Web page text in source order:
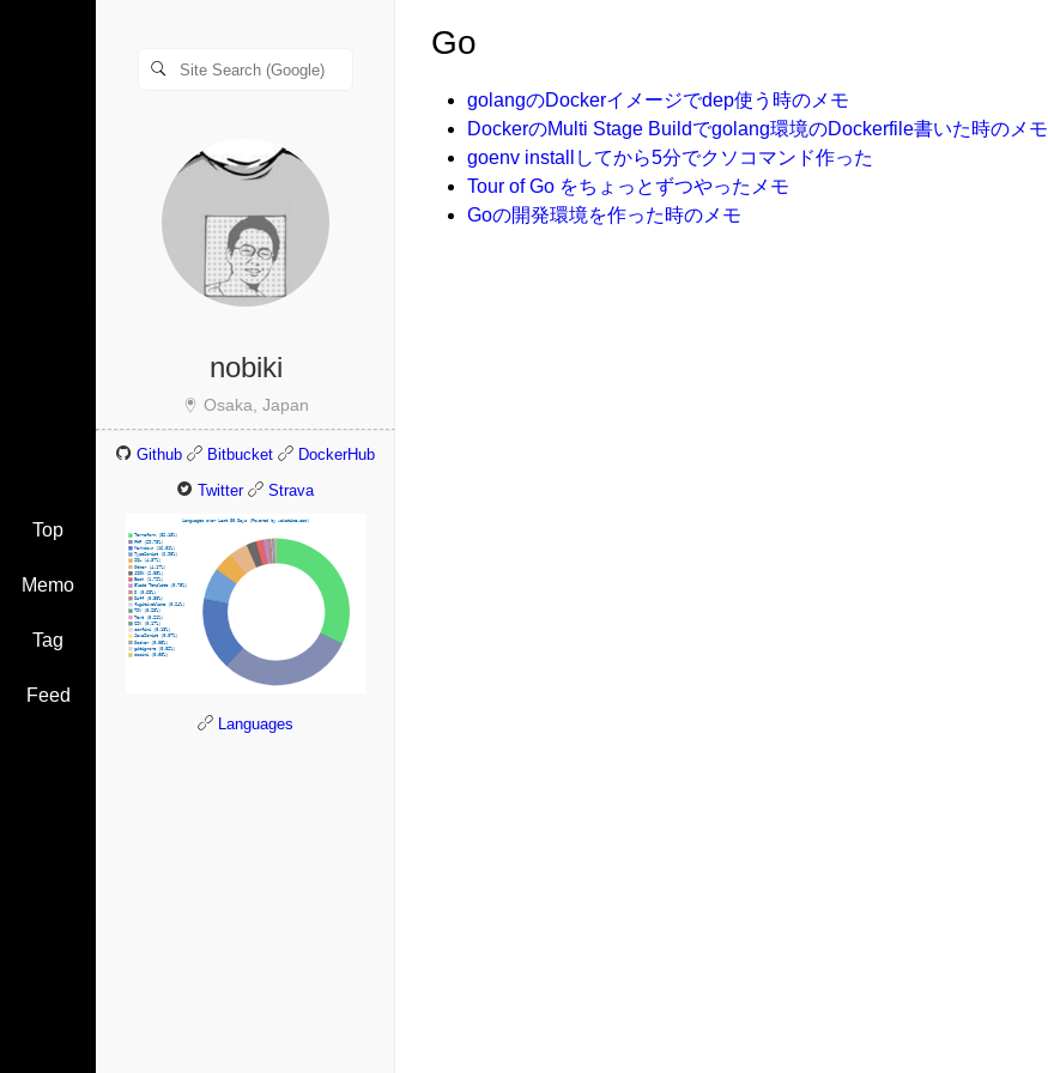
Top
Memo
Tag
Feed
nobiki
Osaka, Japan
Github Bitbucket
DockerHub
Twitter
Strava
Languages
Go
golangのDockerイメージでdep使う時のメモ
DockerのMulti Stage Buildでgolang環境のDockerfile書いた時のメモ
goenv installしてから5分でクソコマンド作った
Tour of Go をちょっとずつやったメモ
Goの開発環境を作った時のメモ